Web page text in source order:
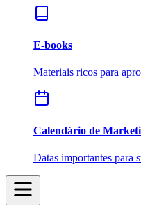
E-books
Materiais ricos para
Calendário de
Datas importantes para